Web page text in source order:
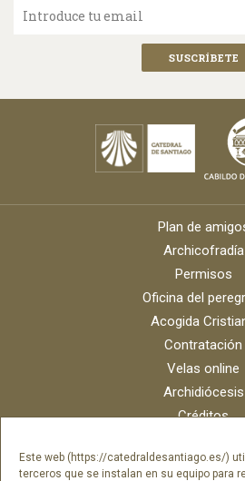
Este web (https://catedraldesantiago.es/)
terceros que se instalan en su equipo para
Introduce tu email
Plan de
Archicofradía
Permisos
Oficina del
Acogida
Contratación
Velas online
Archidiócesis
Créditos
Contacto